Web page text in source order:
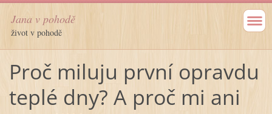
Jana v pohodě
život v pohodě
Proč miluju první opravdu
teplé dny? A proč mi ani